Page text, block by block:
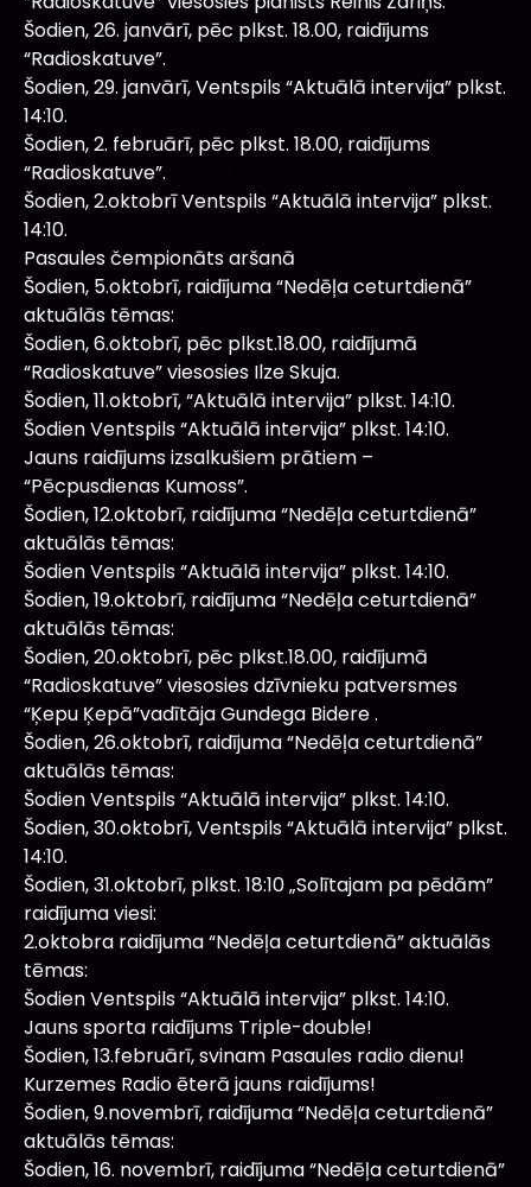
Šodien, 26. janvārī, pēc plkst. 18.00, raidījums
“Radioskatuve”.
Šodien, 29. janvārī, Ventspils “Aktuālā intervija” plkst.
14:10.
Šodien, 2. februārī, pēc plkst. 18.00, raidījums
“Radioskatuve”.
Šodien, 2.oktobrī Ventspils “Aktuālā intervija” plkst.
14:10.
Pasaules čempionāts aršanā
Šodien, 5.oktobrī, raidījuma “Nedēļa ceturtdienā”
aktuālās tēmas:
Šodien, 6.oktobrī, pēc plkst.18.00, raidījumā
“Radioskatuve” viesosies Ilze Skuja.
Šodien, 11.oktobrī, “Aktuālā intervija” plkst. 14:10.
Šodien Ventspils “Aktuālā intervija” plkst. 14:10.
Jauns raidījums izsalkušiem prātiem –
“Pēcpusdienas Kumoss”.
Šodien, 12.oktobrī, raidījuma “Nedēļa ceturtdienā”
aktuālās tēmas:
Šodien Ventspils “Aktuālā intervija” plkst. 14:10.
Šodien, 19.oktobrī, raidījuma “Nedēļa ceturtdienā”
aktuālās tēmas:
Šodien, 20.oktobrī, pēc plkst.18.00, raidījumā
“Radioskatuve” viesosies dzīvnieku patversmes
“Ķepu Ķepā”vadītāja Gundega Bidere .
Šodien, 26.oktobrī, raidījuma “Nedēļa ceturtdienā”
aktuālās tēmas:
Šodien Ventspils “Aktuālā intervija” plkst. 14:10.
Šodien, 30.oktobrī, Ventspils “Aktuālā intervija” plkst.
14:10.
Šodien, 31.oktobrī, plkst. 18:10 „Solītajam pa pēdām”
raidījuma viesi:
2.oktobra raidījuma “Nedēļa ceturtdienā” aktuālās
tēmas:
Šodien Ventspils “Aktuālā intervija” plkst. 14:10.
Jauns sporta raidījums Triple-double!
Šodien, 13.februārī, svinam Pasaules radio dienu!
Kurzemes Radio ēterā jauns raidījums!
Šodien, 9.novembrī, raidījuma “Nedēļa ceturtdienā”
aktuālās tēmas:
Šodien, 16. novembrī, raidījuma “Nedēļa ceturtdienā”